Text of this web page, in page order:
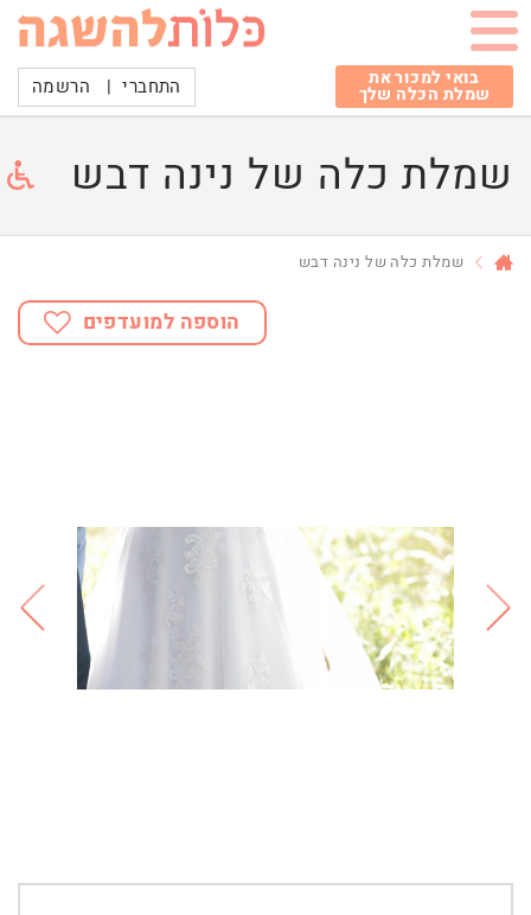
בואי למכור את
שמלת הכלה שלך התחברי | הרשמה
שמלת כלה של נינה דבש
שמלת כלה של נינה דבש
הוספה למועדפים